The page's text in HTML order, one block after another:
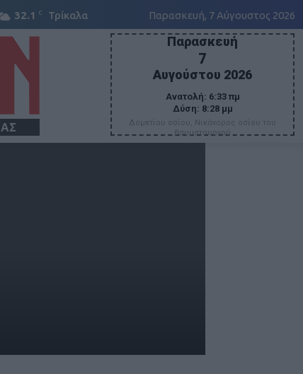
32.1 C Τρίκαλα Παρασκευή, 7 Αύγουστος 2026
Παρασκευή
7
Αυγούστου 2026
Ανατολή: 6:33 πμ
Δύση: 8:28 μμ
Δομετίου οσίου, Νικάνορος οσίου του
θαυματουργού